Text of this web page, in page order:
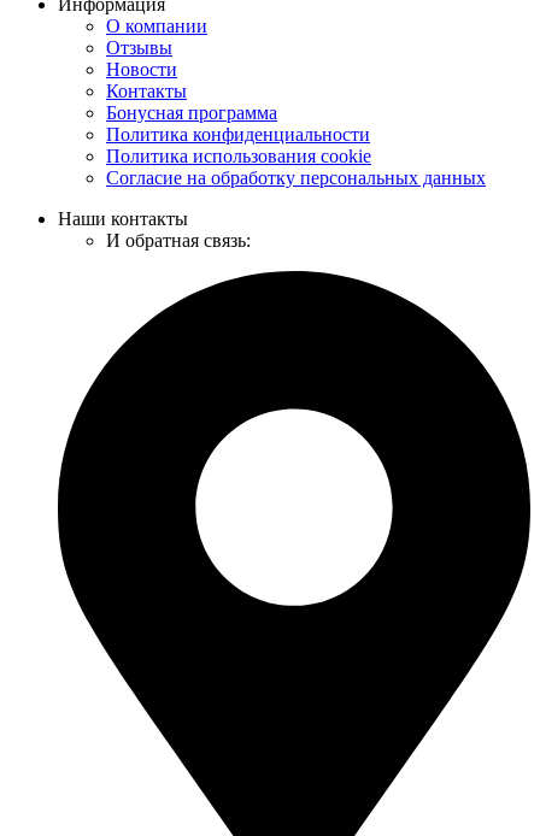
Информация
О компании
Отзывы
Новости
Контакты
Бонусная программа
Политика конфиденциальности
Политика использования cookie
Согласие на обработку персональных данных
Наши контакты
И обратная связь: